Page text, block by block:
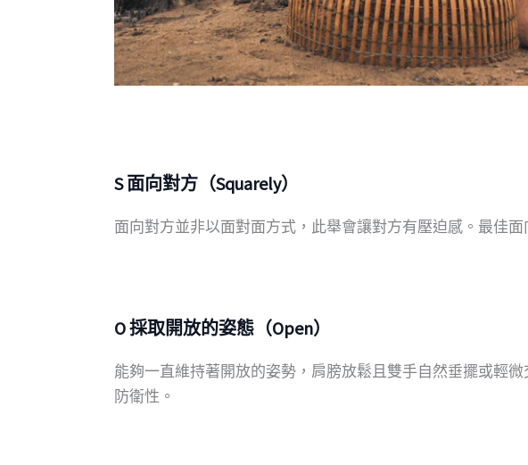
S 面向對方（Squarely）
面向對方並非以面對面方式，此舉會讓對方有壓迫感。最佳
O 採取開放的姿態（Open）
能夠一直維持著開放的姿勢，肩膀放鬆且雙手自然垂擺或輕
防衛性。